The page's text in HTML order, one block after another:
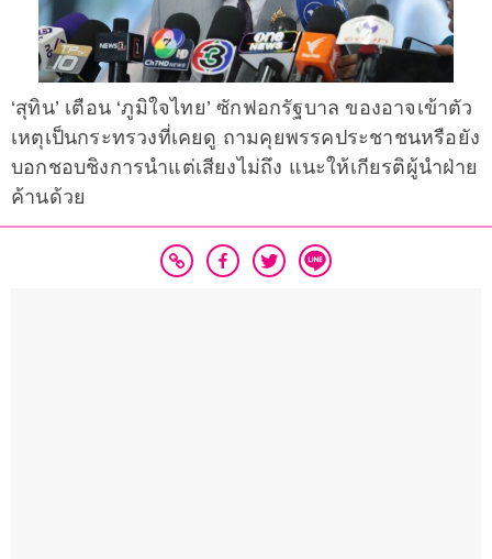
‘สุทิน’ เตือน ‘ภูมิใจไทย’ ซักฟอกรัฐบาล ของอาจเข้าตัว
เหตุเป็นกระทรวงที่เคยดู ถามคุยพรรคประชาชนหรือยัง
บอกชอบชิงการนำแต่เสียงไม่ถึง แนะให้เกียรติผู้นำฝ่าย
ค้านด้วย